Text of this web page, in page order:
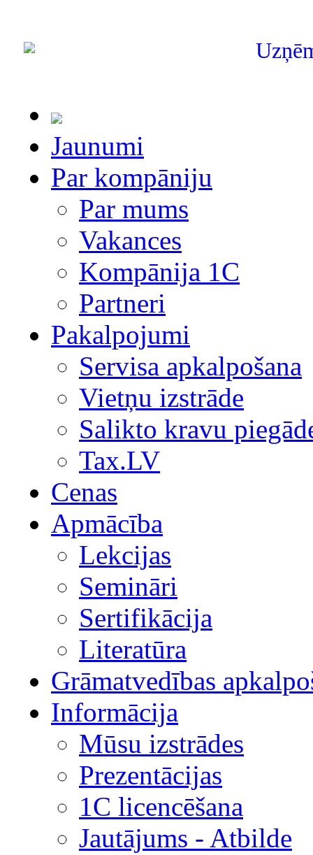
Jaunumi
Par kompāniju
Par mums
Vakances
Kompānija 1С
Partneri
Pakalpojumi
Servisa apkalpošana
Vietņu izstrāde
Salikto kravu
Tax.LV
Cenas
Apmācība
Lekcijas
Semināri
Sertifikācija
Literatūra
Grāmatvedības
Informācija
Mūsu izstrādes
Prezentācijas
1С licencēšana
Jautājums - Atbilde